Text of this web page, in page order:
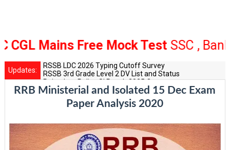
Mains Free Mock TestSSC , Bank
Updates:
RSSB LDC 2026 Typing Cutoff Survey
RSSB 3rd Grade Level 2 DV List and Status
Rajasthan Police SI Result 2025 Out
CET 12th Exam 2026 Syllabus and Exam Dates
RPSC Senior Teacher Recruitment 2025: Post Increase
RRB Ministerial and Isolated 15 Dec Exam
Paper Analysis 2020